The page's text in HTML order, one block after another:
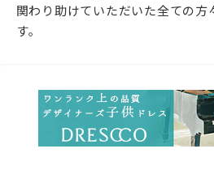
関わり助けていただいた全ての方
す｡